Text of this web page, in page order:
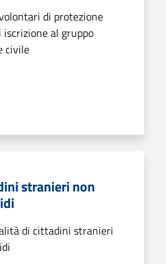
di protezione
al gruppo
civile
stranieri non
di cittadini stranieri